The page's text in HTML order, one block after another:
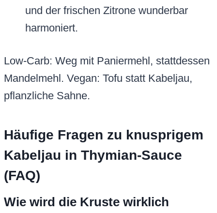
und der frischen Zitrone wunderbar
harmoniert.
Low-Carb: Weg mit Paniermehl, stattdessen
Mandelmehl. Vegan: Tofu statt Kabeljau,
pflanzliche Sahne.
Häufige Fragen zu knusprigem
Kabeljau in Thymian-Sauce
(FAQ)
Wie wird die Kruste wirklich